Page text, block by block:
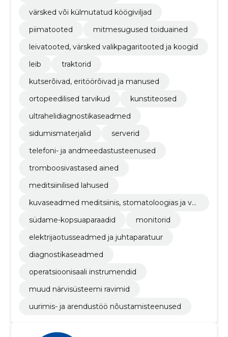
värsked või külmutatud köögiviljad
piimatooted
mitmesugused toiduained
leivatooted, värsked valikpagaritooted ja koogid
leib
traktorid
kutserõivad, eritöörõivad ja manused
ortopeedilised tarvikud
kunstiteosed
ultrahelidiagnostikaseadmed
sidumismaterjalid
serverid
telefoni- ja andmeedastusteenused
tromboosivastased ained
meditsiinilised lahused
kuvaseadmed meditsiinis, stomatoloogias ja ve
südame-kopsuaparaadid
monitorid
elektrijaotusseadmed ja juhtaparatuur
diagnostikaseadmed
operatsioonisaali instrumendid
muud närvisüsteemi ravimid
uurimis- ja arendustöö nõustamisteenused